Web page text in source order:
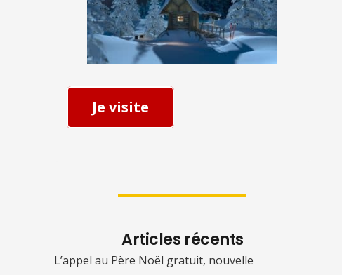
Je visite
Articles récents
L’appel au Père Noël gratuit, nouvelle